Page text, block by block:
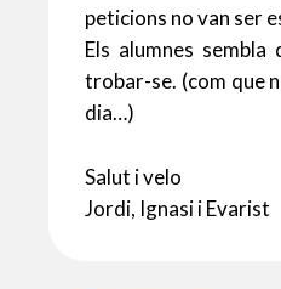
peticions no van ser
Els alumnes
trobar-se. (com que
dia…)
Salut i velo
Jordi, Ignasi i Evarist